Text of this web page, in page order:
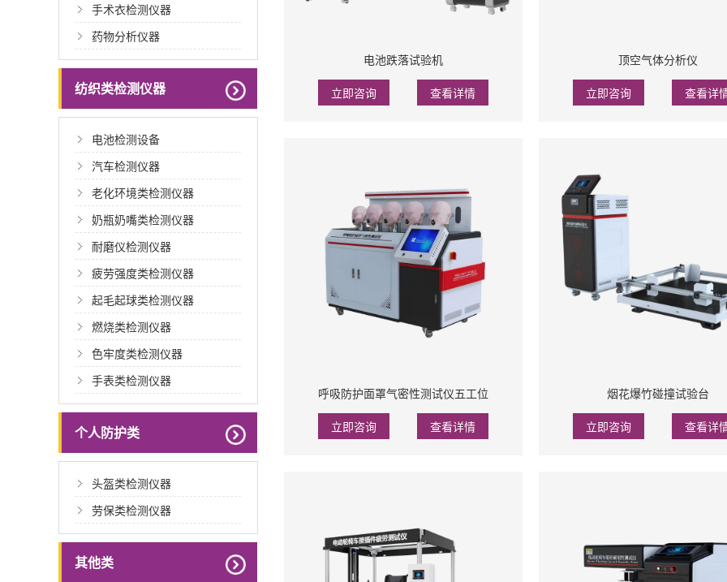
手术衣检测仪器
药物分析仪器
纺织类检测仪器
电池检测设备
汽车检测仪器
老化环境类检测仪器
奶瓶奶嘴类检测仪器
耐磨仪检测仪器
疲劳强度类检测仪器
起毛起球类检测仪器
燃烧类检测仪器
色牢度类检测仪器
手表类检测仪器
个人防护类
头盔类检测仪器
劳保类检测仪器
其他类
电池跌落试验机
立即咨询 查看详情
顶空气体分析仪
立即咨询 查看详
呼吸防护面罩气密性测试仪五工位
立即咨询 查看详情
烟花爆竹碰撞试验台
立即咨询 查看详